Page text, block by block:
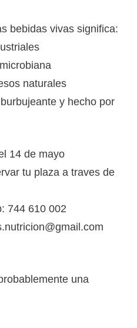
bebidas vivas significa:
naturales
y hecho por
14 de mayo
tu plaza a traves de
744 610 002
una